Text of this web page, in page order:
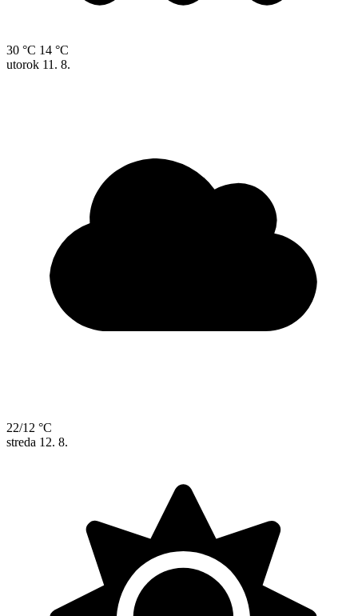
30 °C 14 °C
utorok 11. 8.
22/12 °C
streda 12. 8.